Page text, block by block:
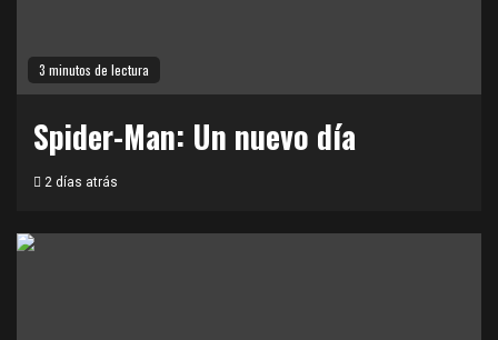
3 minutos de lectura
Spider-Man: Un nuevo día
2 días atrás